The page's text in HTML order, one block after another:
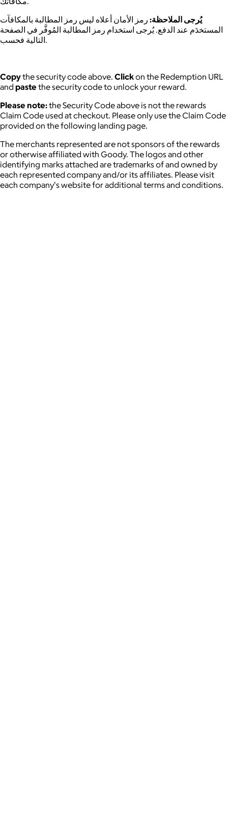
يُرجى الملاحظة: رمز الأمان أعلاه ليس رمز المطالبة بالمكافآت
المستخدَم عند الدفع. يُرجى استخدام رمز المطالبة المُوفَّر في الصفحة
التالية فحسب.
Copythe security code above. Clickon the Redemption URL
and paste the security code to unlock your reward.
Please note:the Security Code above is not the rewards
Claim Code used at checkout. Please only use the Claim Code
provided on the following landing page.
The merchants represented are not sponsors of the rewards
or otherwise affiliated with Goody. The logos and other
identifying marks attached are trademarks of and owned by
each represented company and/or its affiliates. Please visit
each company's website for additional terms and conditions.